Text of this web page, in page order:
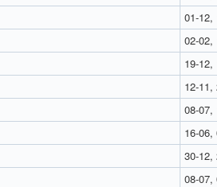
01-12,
02-02,
19-12,
12-11,
08-07,
16-06,
30-12,
08-07,